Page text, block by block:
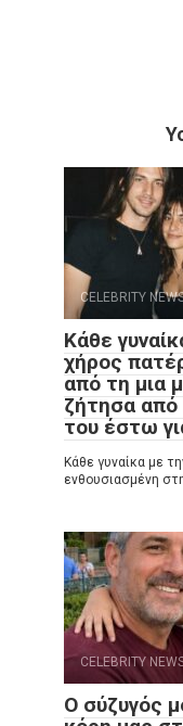
CELEBRITY
Κάθε
χήρος
από τη μια
ζήτησα από
του έστω
Κάθε γυναίκα με
ενθουσιασμένη
CELEBRITY
Ο σύζυγός